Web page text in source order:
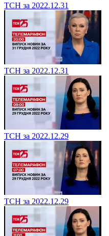
ТСН за 2022.12.31
ТСН за 2022.12.31
ТСН за 2022.12.29
ТСН за 2022.12.29